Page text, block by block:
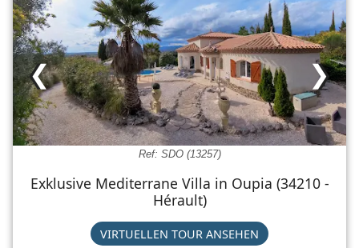
Ref: SDO (13257)
❯
❮
Exklusive Mediterrane Villa in Oupia (34210 -
Hérault)
VIRTUELLEN TOUR ANSEHEN